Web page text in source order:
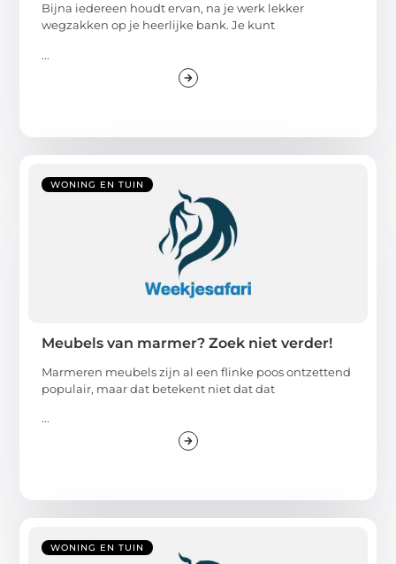
Bijna iedereen houdt ervan, na je werk lekker
wegzakken op je heerlijke bank. Je kunt
...
WONING EN TUIN
Meubels van marmer? Zoek niet verder!
Marmeren meubels zijn al een flinke poos ontzettend
populair, maar dat betekent niet dat dat
...
WONING EN TUIN